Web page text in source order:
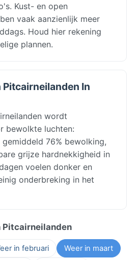
Kust- en open
vaak aanzienlijk meer
Houd hier rekening
plannen.
Pitcairneilanden In
wordt
bewolkte luchten:
76% bewolking,
grijze hardnekkigheid in
voelen donker en
onderbreking in het
Pitcairneilanden
in februari Weer in maart